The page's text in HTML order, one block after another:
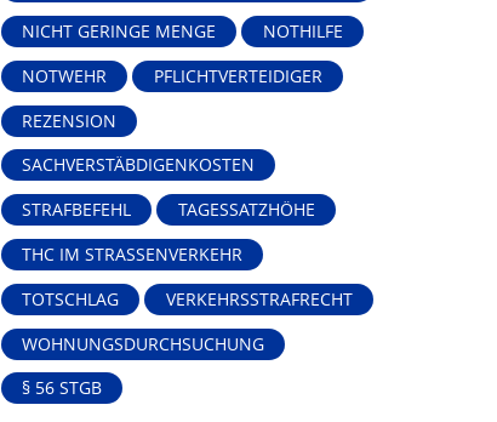
NICHT GERINGE MENGE
NOTHILFE
NOTWEHR
PFLICHTVERTEIDIGER
REZENSION
SACHVERSTÄBDIGENKOSTEN
STRAFBEFEHL
TAGESSATZHÖHE
THC IM STRASSENVERKEHR
TOTSCHLAG
VERKEHRSSTRAFRECHT
WOHNUNGSDURCHSUCHUNG
§ 56 STGB